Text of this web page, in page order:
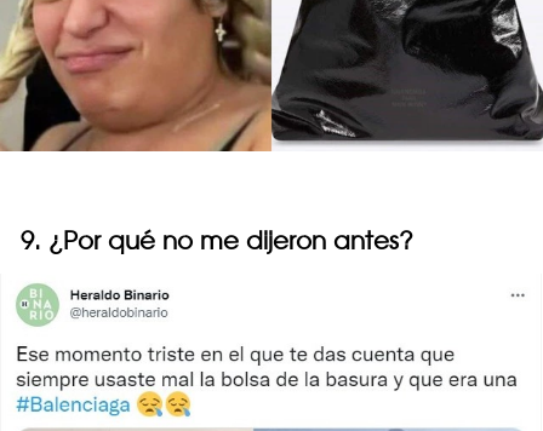
9. ¿Por qué no me dijeron antes?